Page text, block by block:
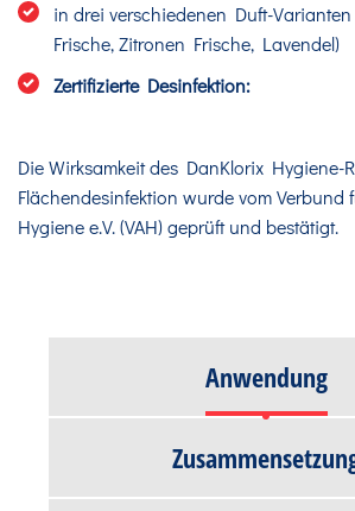
in drei verschiedenen Duft-
Frische, Zitronen Frische, Lavendel)
Zertifizierte Desinfektion:
Die Wirksamkeit des DanKlorix Hygiene-
Flächendesinfektion wurde vom Verbund
Hygiene e.V. (VAH) geprüft und bestätigt.
Anwendung